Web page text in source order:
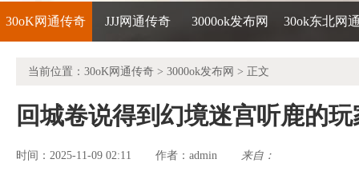
30oK网通传奇 JJJ网通传奇 3000ok发布网 30ok东北网
当前位置： 30oK网通传奇 > 3000ok发布网 > 正文
回城卷说得到幻境迷宫听鹿的玩
时间：2025-11-09 02:11 作者： admin 来自：